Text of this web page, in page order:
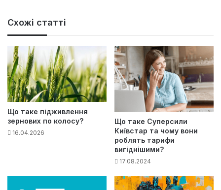
Схожі статті
Що таке підживлення
зернових по колосу?
16.04.2026
Що таке Суперсили
Київстар та чому вони
роблять тарифи
вигіднішими?
17.08.2024